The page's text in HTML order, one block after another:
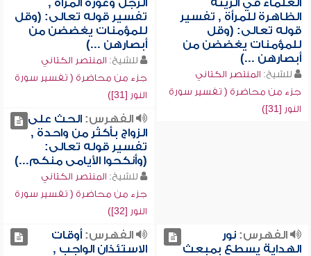
العلماء في الزينة
الظاهرة للمرأة , تفسير
قوله تعالى: (وقل
للمؤمنات يغضضن من
أبصارهن ...)
للشيخ: المنتصر الكتاني
جزء من محاضرة ( تفسير سورة
النور [31])
الرجل وعورة المرأة ,
تفسير قوله تعالى: (وقل
للمؤمنات يغضضن من
أبصارهن ...)
للشيخ: المنتصر الكتاني
جزء من محاضرة ( تفسير سورة
النور [31])
الفهرس:الحث على
الزواج بأكثر من واحدة ,
تفسير قوله تعالى:
(وأنكحوا الأيامى منكم...)
للشيخ: المنتصر الكتاني
جزء من محاضرة ( تفسير سورة
النور [32])
الفهرس:نور
الهداية يسطع بمبعث
الفهرس:أوقات
الاستئذان الواجب ,